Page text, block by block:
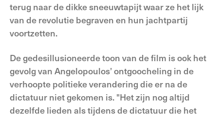
terug naar de dikke sneeuwtapijt waar ze het lijk
van de revolutie begraven en hun jachtpartij
voortzetten.
De gedesillusioneerde toon van de film is ook het
gevolg van Angelopoulos’ ontgoocheling in de
verhoopte politieke verandering die er na de
dictatuur niet gekomen is. "Het zijn nog altijd
dezelfde lieden als tijdens de dictatuur die het